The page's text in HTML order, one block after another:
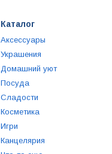
Каталог
Аксессуары
Украшения
Домашний уют
Посуда
Сладости
Косметика
Игри
Канцелярия